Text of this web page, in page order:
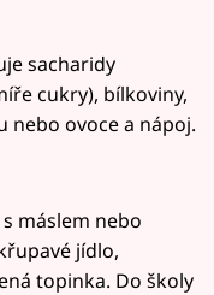
sacharidy
cukry), bílkoviny,
nebo ovoce a nápoj.
máslem nebo
jídlo,
topinka. Do školy